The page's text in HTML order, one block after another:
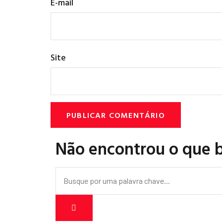
Site
Não encontrou o que